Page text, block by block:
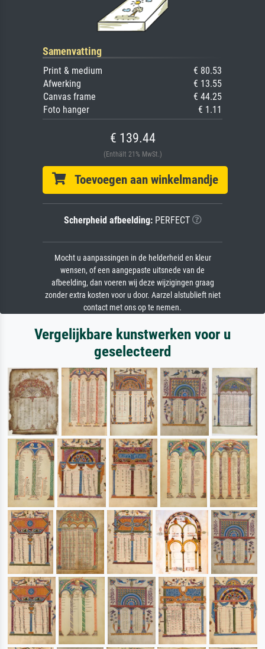
Samenvatting
Print & medium
€ 80.53
Afwerking
€ 13.55
Canvas frame
€ 44.25
Foto hanger
€ 1.11
€ 139.44
(Enthält 21% MwSt.)
Toevoegen aan winkelmandje
Scherpheid afbeelding:PERFECT
Mocht u aanpassingen in de helderheid en kleur
wensen, of een aangepaste uitsnede van de
afbeelding, dan voeren wij deze wijzigingen graag
zonder extra kosten voor u door. Aarzel alstublieft niet
contact met ons op te nemen.
Vergelijkbare kunstwerken voor u
geselecteerd